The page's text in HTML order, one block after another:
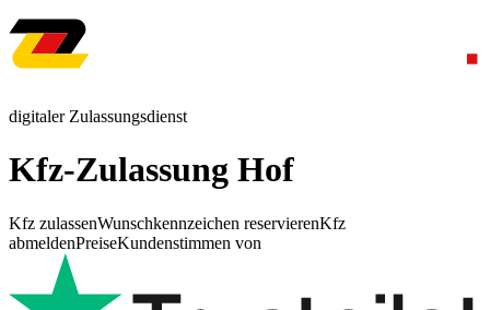
digitaler Zulassungsdienst
Kfz-Zulassung Hof
Kfz zulassenWunschkennzeichen reservierenKfz
abmeldenPreiseKundenstimmen von